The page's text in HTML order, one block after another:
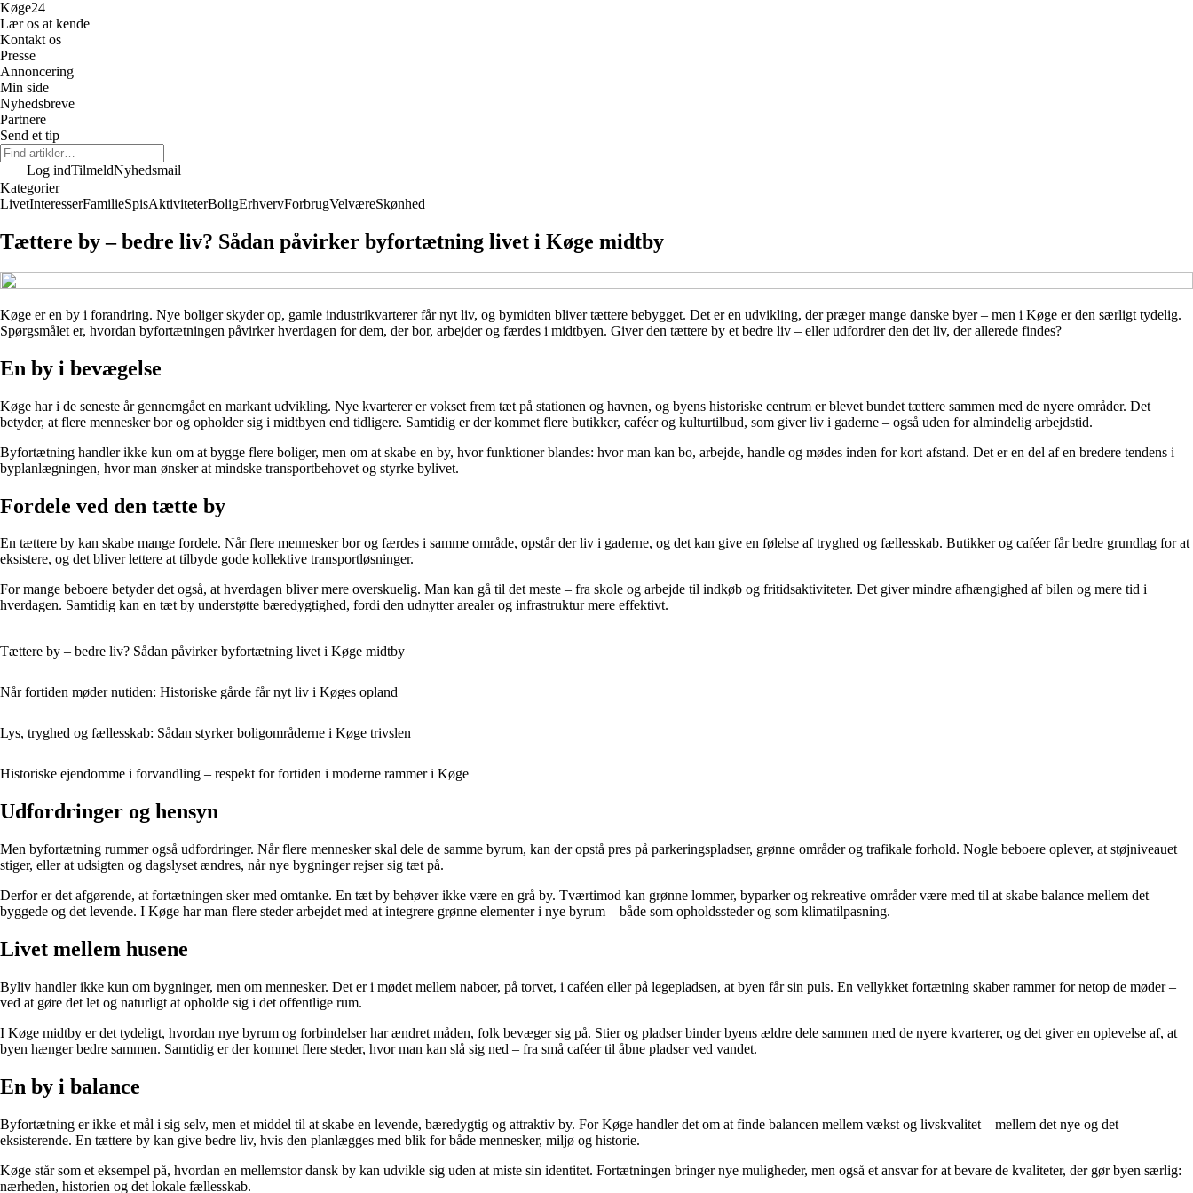
Køge24
Lær os at kende
Kontakt os
Presse
Annoncering
Min side
Nyhedsbreve
Partnere
Send et tip
Log indTilmeldNyhedsmail
Kategorier
LivetInteresserFamilieSpisAktiviteterBoligErhvervForbrugVelværeSkønhed
Tættere by – bedre liv? Sådan påvirker byfortætning livet i Køge midtby
Køge er en by i forandring. Nye boliger skyder op, gamle industrikvarterer får nyt liv, og bymidten bliver tættere bebygget. Det er en udvikling, der præger mange danske byer – men i Køge er den særligt tydelig.
Spørgsmålet er, hvordan byfortætningen påvirker hverdagen for dem, der bor, arbejder og færdes i midtbyen. Giver den tættere by et bedre liv – eller udfordrer den det liv, der allerede findes?
En by i bevægelse
Køge har i de seneste år gennemgået en markant udvikling. Nye kvarterer er vokset frem tæt på stationen og havnen, og byens historiske centrum er blevet bundet tættere sammen med de nyere områder. Det
betyder, at flere mennesker bor og opholder sig i midtbyen end tidligere. Samtidig er der kommet flere butikker, caféer og kulturtilbud, som giver liv i gaderne – også uden for almindelig arbejdstid.
Byfortætning handler ikke kun om at bygge flere boliger, men om at skabe en by, hvor funktioner blandes: hvor man kan bo, arbejde, handle og mødes inden for kort afstand. Det er en del af en bredere tendens i
byplanlægningen, hvor man ønsker at mindske transportbehovet og styrke bylivet.
Fordele ved den tætte by
En tættere by kan skabe mange fordele. Når flere mennesker bor og færdes i samme område, opstår der liv i gaderne, og det kan give en følelse af tryghed og fællesskab. Butikker og caféer får bedre grundlag for at
eksistere, og det bliver lettere at tilbyde gode kollektive transportløsninger.
For mange beboere betyder det også, at hverdagen bliver mere overskuelig. Man kan gå til det meste – fra skole og arbejde til indkøb og fritidsaktiviteter. Det giver mindre afhængighed af bilen og mere tid i
hverdagen. Samtidig kan en tæt by understøtte bæredygtighed, fordi den udnytter arealer og infrastruktur mere effektivt.
Tættere by – bedre liv? Sådan påvirker byfortætning livet i Køge midtby
Når fortiden møder nutiden: Historiske gårde får nyt liv i Køges opland
Lys, tryghed og fællesskab: Sådan styrker boligområderne i Køge trivslen
Historiske ejendomme i forvandling – respekt for fortiden i moderne rammer i Køge
Udfordringer og hensyn
Men byfortætning rummer også udfordringer. Når flere mennesker skal dele de samme byrum, kan der opstå pres på parkeringspladser, grønne områder og trafikale forhold. Nogle beboere oplever, at støjniveauet
stiger, eller at udsigten og dagslyset ændres, når nye bygninger rejser sig tæt på.
Derfor er det afgørende, at fortætningen sker med omtanke. En tæt by behøver ikke være en grå by. Tværtimod kan grønne lommer, byparker og rekreative områder være med til at skabe balance mellem det
byggede og det levende. I Køge har man flere steder arbejdet med at integrere grønne elementer i nye byrum – både som opholdssteder og som klimatilpasning.
Livet mellem husene
Byliv handler ikke kun om bygninger, men om mennesker. Det er i mødet mellem naboer, på torvet, i caféen eller på legepladsen, at byen får sin puls. En vellykket fortætning skaber rammer for netop de møder –
ved at gøre det let og naturligt at opholde sig i det offentlige rum.
I Køge midtby er det tydeligt, hvordan nye byrum og forbindelser har ændret måden, folk bevæger sig på. Stier og pladser binder byens ældre dele sammen med de nyere kvarterer, og det giver en oplevelse af, at
byen hænger bedre sammen. Samtidig er der kommet flere steder, hvor man kan slå sig ned – fra små caféer til åbne pladser ved vandet.
En by i balance
Byfortætning er ikke et mål i sig selv, men et middel til at skabe en levende, bæredygtig og attraktiv by. For Køge handler det om at finde balancen mellem vækst og livskvalitet – mellem det nye og det
eksisterende. En tættere by kan give bedre liv, hvis den planlægges med blik for både mennesker, miljø og historie.
Køge står som et eksempel på, hvordan en mellemstor dansk by kan udvikle sig uden at miste sin identitet. Fortætningen bringer nye muligheder, men også et ansvar for at bevare de kvaliteter, der gør byen særlig:
nærheden, historien og det lokale fællesskab.